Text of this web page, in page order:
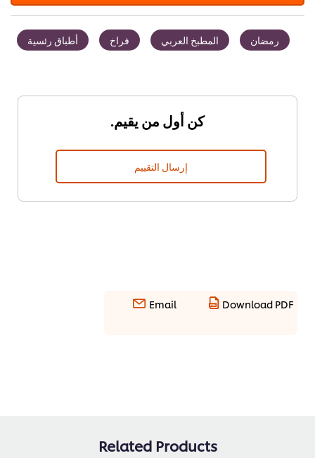
رمضان المطبخ العربي فراخ أطباق رئسية
كن أول من يقيم.
إرسال التقييم
Download PDF
Email
Related Products